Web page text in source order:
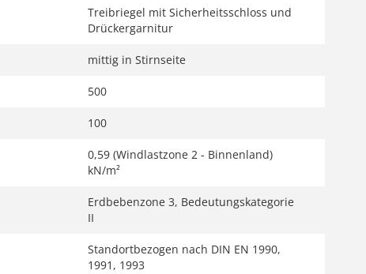
Treibriegel mit Sicherheitsschloss und
Drückergarnitur
mittig in Stirnseite
500
100
0,59 (Windlastzone 2 - Binnenland)
kN/m²
Erdbebenzone 3, Bedeutungskategorie
II
Standortbezogen nach DIN EN 1990,
1991, 1993